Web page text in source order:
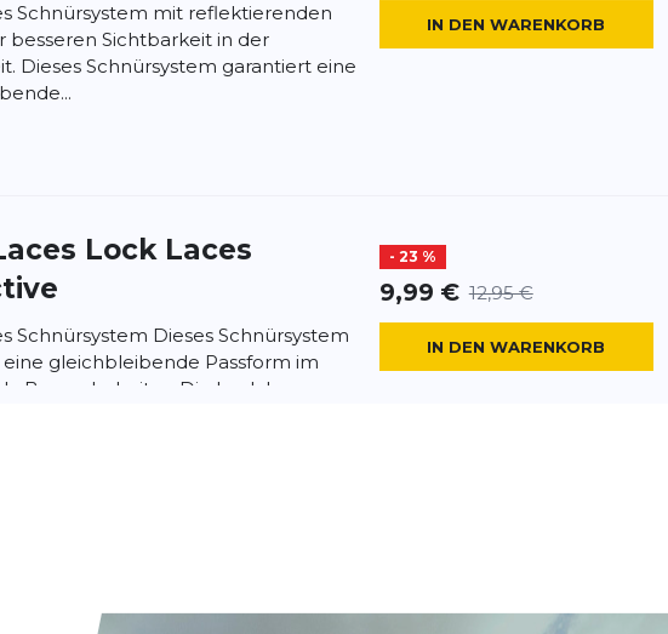
Schnürsystem mit reflektierenden
besseren Sichtbarkeit in der
Dieses Schnürsystem garantiert eine
IN DEN WARENKORB
Lock Laces
- 23 %
9,99 € 12,95 €
Schnürsystem Dieses Schnürsystem
gleichbleibende Passform im
Besonderheiten Die Lock Laces
IN DEN WARENKORB
9,99 € 12,95 €